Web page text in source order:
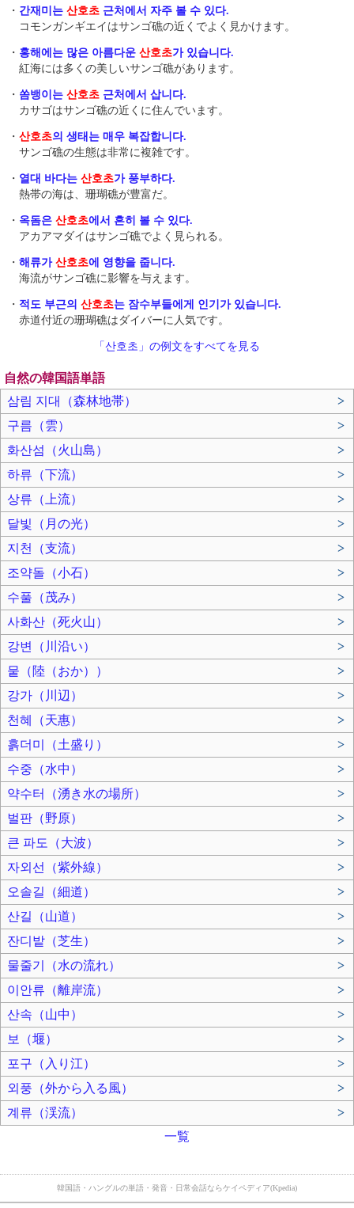
・ 간재미는 산호초 근처에서 자주 볼 수 있다.
コモンガンギエイはサンゴ礁の近くでよく見かけます。
・ 홍해에는 많은 아름다운 산호초가 있습니다.
紅海には多くの美しいサンゴ礁があります。
・ 쏨뱅이는 산호초 근처에서 삽니다.
カサゴはサンゴ礁の近くに住んでいます。
・ 산호초의 생태는 매우 복잡합니다.
サンゴ礁の生態は非常に複雑です。
・ 열대 바다는 산호초가 풍부하다.
熱帯の海は、珊瑚礁が豊富だ。
・ 옥돔은 산호초에서 흔히 볼 수 있다.
アカアマダイはサンゴ礁でよく見られる。
・ 해류가 산호초에 영향을 줍니다.
海流がサンゴ礁に影響を与えます。
・ 적도 부근의 산호초는 잠수부들에게 인기가 있습니다.
赤道付近の珊瑚礁はダイバーに人気です。
「산호초」の例文をすべてを見る
自然の韓国語単語
삼림 지대（森林地帯）
>
구름（雲）
>
화산섬（火山島）
>
하류（下流）
>
상류（上流）
>
달빛（月の光）
>
지천（支流）
>
조약돌（小石）
>
수풀（茂み）
>
사화산（死火山）
>
강변（川沿い）
>
뭍（陸（おか））
>
강가（川辺）
>
천혜（天惠）
>
흙더미（土盛り）
>
수중（水中）
>
약수터（湧き水の場所）
>
벌판（野原）
>
큰 파도（大波）
>
자외선（紫外線）
>
오솔길（細道）
>
산길（山道）
>
잔디밭（芝生）
>
물줄기（水の流れ）
>
이안류（離岸流）
>
산속（山中）
>
보（堰）
>
포구（入り江）
>
외풍（外から入る風）
>
계류（渓流）
>
一覧
韓国語・ハングルの単語・発音・日常会話ならケイペディア(Kpedia)